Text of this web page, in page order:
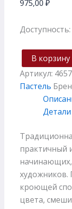
975,00 ₽
Доступность:
В корзину
Артикул:
Пастель
Детали
практичный
начинающих,
художников.
кроющей
цвета,